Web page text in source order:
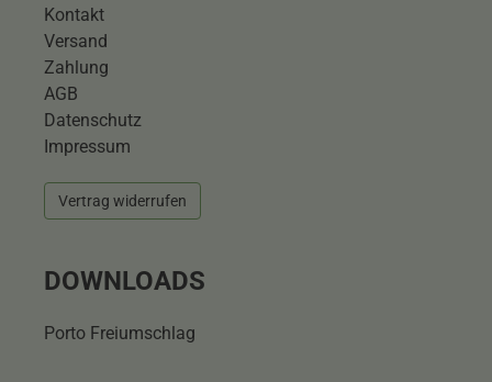
Kontakt
Versand
Zahlung
AGB
Datenschutz
Impressum
Vertrag widerrufen
DOWNLOADS
Porto Freiumschlag